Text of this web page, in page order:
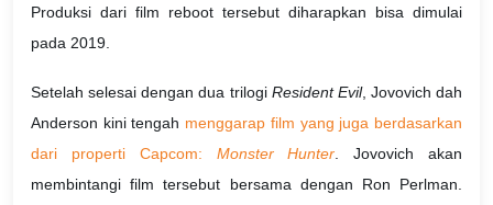
Produksi dari film reboot tersebut diharapkan bisa dimulai
pada 2019.
Setelah selesai dengan dua trilogi Resident Evil, Jovovich dah
Anderson kini tengah menggarap film yang juga berdasarkan
dari properti Capcom: Monster Hunter . Jovovich akan
membintangi film tersebut bersama dengan Ron Perlman.